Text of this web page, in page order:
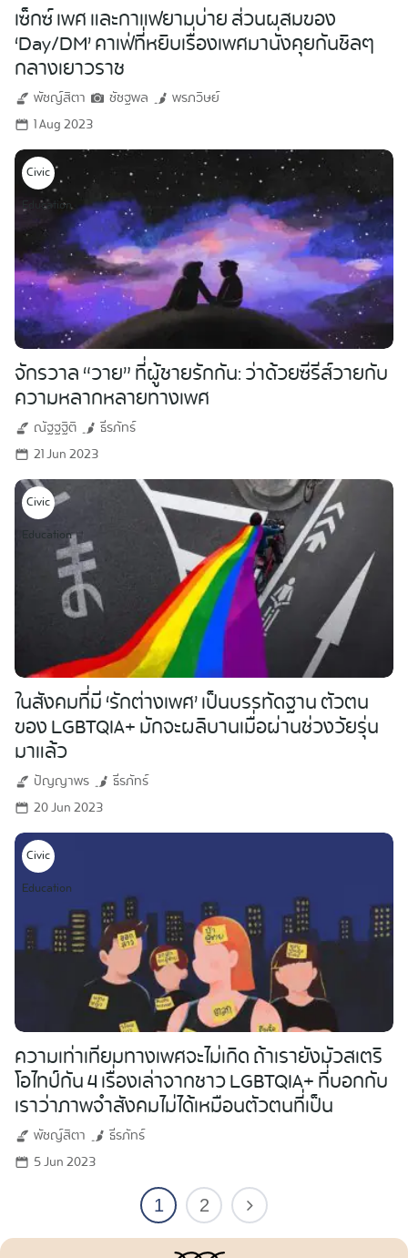
เซ็กซ์ เพศ และกาแฟยามบ่าย ส่วนผสมของ
‘Day/DM’ คาเฟ่ที่หยิบเรื่องเพศมานั่งคุยกันชิลๆ
กลางเยาวราช
พัชญ์สิตา ชัชฐพล
พรภวิษย์
1 Aug 2023
Civic
Education
จักรวาล “วาย” ที่ผู้ชายรักกัน: ว่าด้วยซีรีส์วายกับ
ความหลากหลายทางเพศ
ณัฐฐฐิติ
ธีรภัทร์
21 Jun 2023
Civic
Education
ในสังคมที่มี ‘รักต่างเพศ’ เป็นบรรทัดฐาน ตัวตน
ของ LGBTQIA+ มักจะผลิบานเมื่อผ่านช่วงวัยรุ่น
มาแล้ว
ปัญญาพร
ธีรภัทร์
20 Jun 2023
Civic
Education
ความเท่าเทียมทางเพศจะไม่เกิด ถ้าเรายังมัวสเตริ
โอไทป์กัน 4 เรื่องเล่าจากชาว LGBTQIA+ ที่บอกกับ
เราว่าภาพจำสังคมไม่ได้เหมือนตัวตนที่เป็น
พัชญ์สิตา
ธีรภัทร์
5 Jun 2023
1 2